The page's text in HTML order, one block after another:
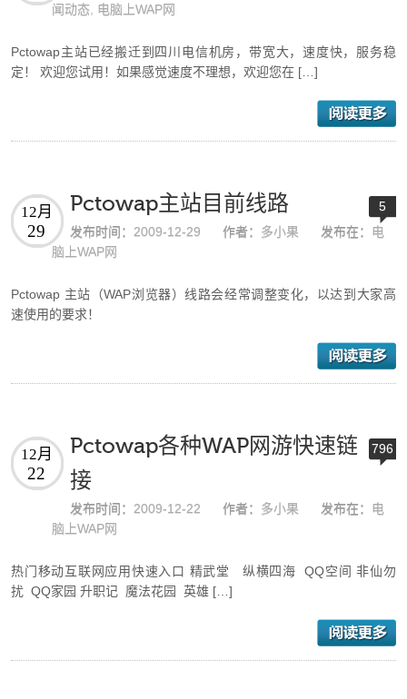
闻动态
电脑上WAP网
Pctowap主站已经搬迁到四川电信机房，带宽大，速度快，服务稳
定！ 欢迎您试用！如果感觉速度不理想，欢迎您在 […]
Pctowap主站目前线路
12月
29 发布时间： 2009-12-29 作者： 多小果 发布在： 电
脑上WAP网
5
Pctowap 主站（WAP浏览器）线路会经常调整变化，以达到大家高
速使用的要求！
Pctowap各种WAP网游快速链
接
12月
22
发布时间： 2009-12-22 作者： 多小果 发布在： 电
脑上WAP网
796
热门移动互联网应用快速入口 精武堂 纵横四海 QQ空间 非仙勿
扰 QQ家园 升职记 魔法花园 英雄 […]